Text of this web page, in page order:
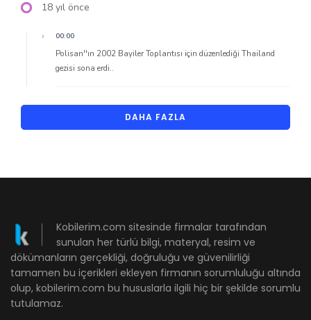
18 yıl önce
00:00
Polisan''ın 2002 Bayiler Toplantısı için düzenlediği Thailand
gezisi sona erdi..
DAHA FAZLA
Kobilerim.com sitesinde firmalar tarafından
sunulan her türlü bilgi, materyal, resim ve
dökümanların gerçekliği, doğruluğu ve güvenilirliği
tamamen bu içerikleri ekleyen firmanın sorumluluğu altında
olup, kobilerim.com bu hususlarla ilgili hiç bir şekilde sorumlu
tutulamaz.